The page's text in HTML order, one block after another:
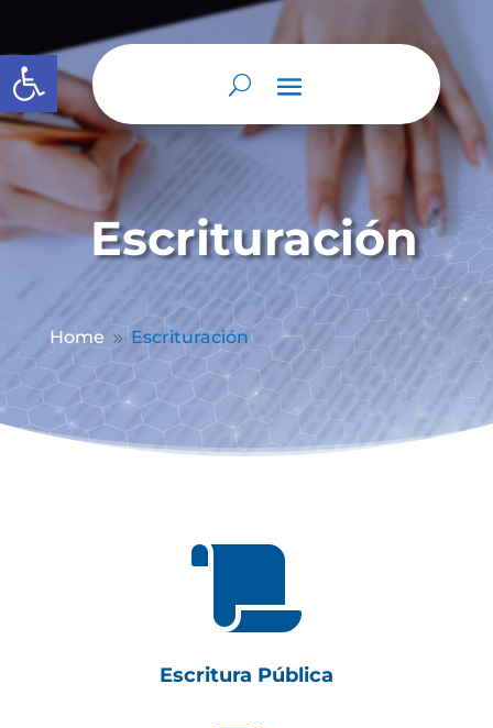
Abrir barra de herramientas
Escrituración
Home 9 Escrituración

Escritura Pública